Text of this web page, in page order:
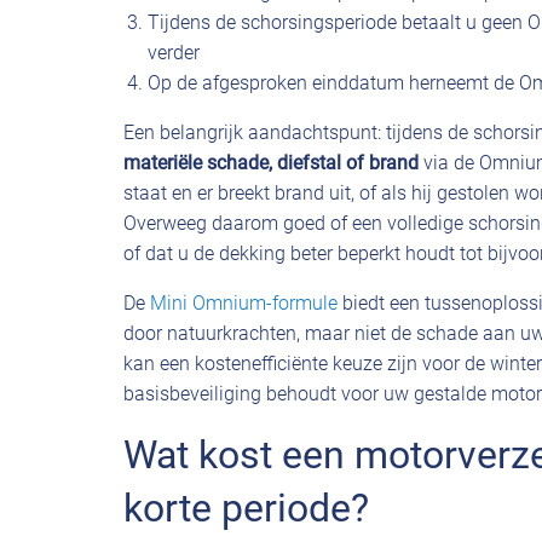
Tijdens de schorsingsperiode betaalt u geen
verder
Op de afgesproken einddatum herneemt de
Een belangrijk aandachtspunt: tijdens de
materiële schade, diefstal of brand via de
staat en er breekt brand uit, of als hij gestolen
Overweeg daarom goed of een volledige
of dat u de dekking beter beperkt houdt tot
De Mini Omnium-formule biedt een
door natuurkrachten, maar niet de schade aan
kan een kostenefficiënte keuze zijn voor de
basisbeveiliging behoudt voor uw gestalde
Wat kost een
korte periode?